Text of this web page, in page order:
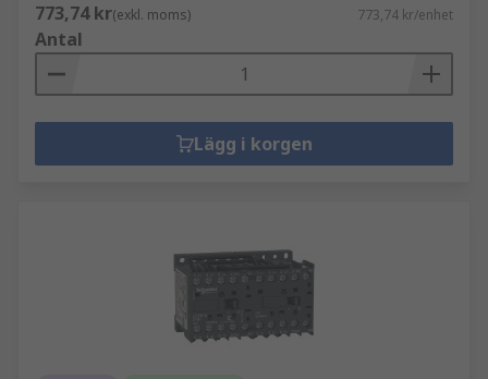
773,74 kr(exkl. moms) 773,74 kr/enhet
Antal
Lägg i korgen